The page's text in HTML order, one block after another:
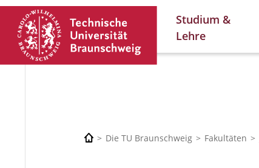
Studium &
Lehre
Die TU Braunschweig Fakultäten